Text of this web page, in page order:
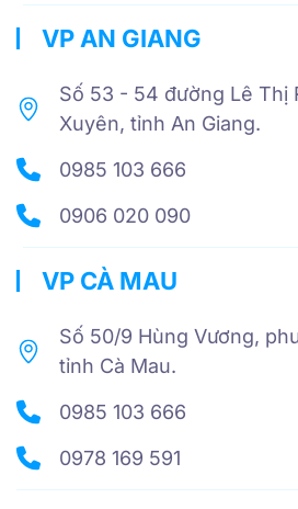
VP AN GIANG
Số 53 - 54 đường Lê Thị
Xuyên, tỉnh An Giang.
0985 103 666
0906 020 090
VP CÀ MAU
Số 50/9 Hùng Vương,
tỉnh Cà Mau.
0985 103 666
0978 169 591